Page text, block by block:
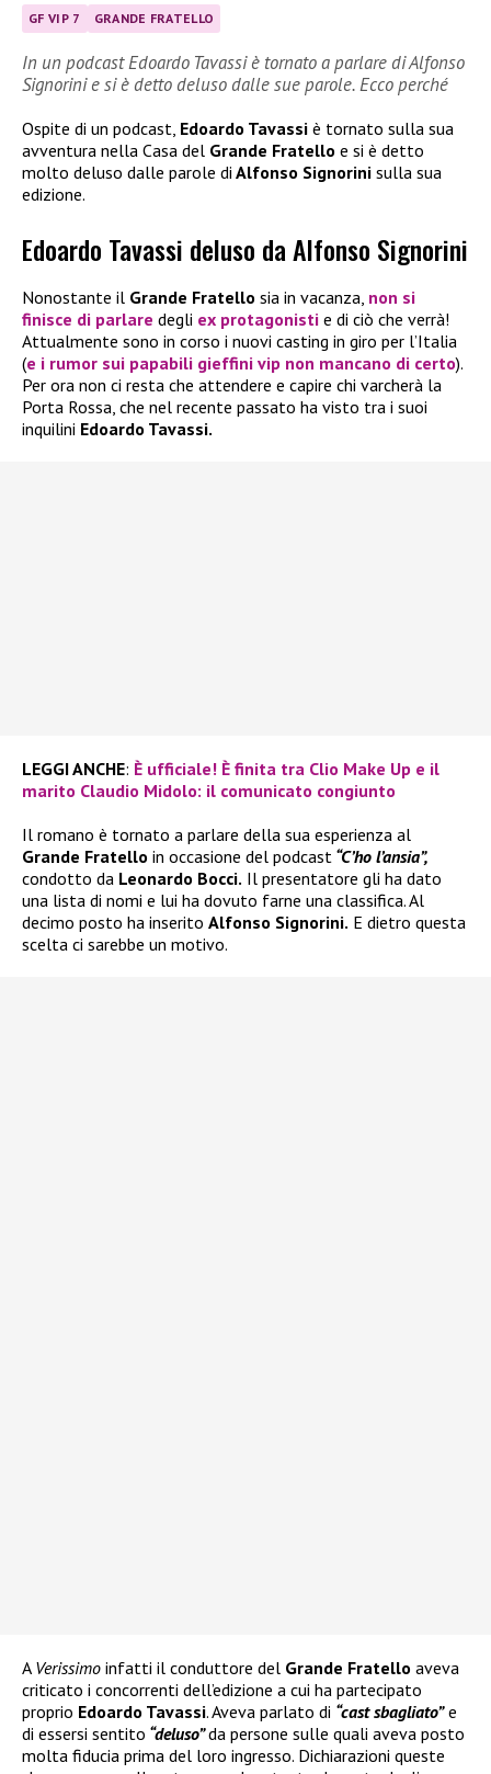
GF VIP 7 GRANDE FRATELLO
In un podcast Edoardo Tavassi è tornato a parlare di Alfonso
Signorini e si è detto deluso dalle sue parole. Ecco perché
Ospite di un podcast, Edoardo Tavassi è tornato sulla sua
avventura nella Casa del Grande Fratello e si è detto
molto deluso dalle parole di Alfonso Signorini sulla sua
edizione.
Edoardo Tavassi deluso da Alfonso Signorini
Nonostante il Grande Fratello sia in vacanza, non si
finisce di parlare degli ex protagonisti e di ciò che verrà!
Attualmente sono in corso i nuovi casting in giro per l’Italia
(e i rumor sui papabili gieffini vip non mancano di certo).
Per ora non ci resta che attendere e capire chi varcherà la
Porta Rossa, che nel recente passato ha visto tra i suoi
inquilini Edoardo Tavassi.
LEGGI ANCHE: È ufficiale! È finita tra Clio Make Up e il
marito Claudio Midolo: il comunicato congiunto
Il romano è tornato a parlare della sua esperienza al
Grande Fratello in occasione del podcast “C’ho l’ansia”,
condotto da Leonardo Bocci. Il presentatore gli ha dato
una lista di nomi e lui ha dovuto farne una classifica. Al
decimo posto ha inserito Alfonso Signorini. E dietro questa
scelta ci sarebbe un motivo.
A Verissimo infatti il conduttore del Grande Fratello aveva
criticato i concorrenti dell’edizione a cui ha partecipato
proprio Edoardo Tavassi. Aveva parlato di “cast sbagliato”e
di essersi sentito “deluso”da persone sulle quali aveva posto
molta fiducia prima del loro ingresso. Dichiarazioni queste